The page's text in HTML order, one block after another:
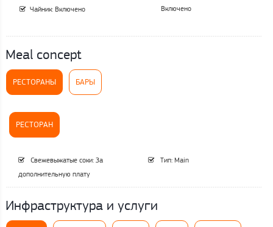
Чайник: Включено
Включено
Meal concept
РЕСТОРАНЫ БАРЫ
РЕСТОРАН
Свежевыжатые соки: За
дополнительную плату
Тип: Main
Инфраструктура и услуги